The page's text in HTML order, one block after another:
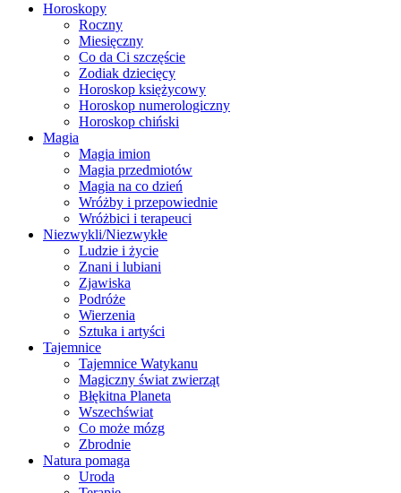
Horoskopy
Roczny
Miesięczny
Co da Ci szczęście
Zodiak dziecięcy
Horoskop księżycowy
Horoskop numerologiczny
Horoskop chiński
Magia
Magia imion
Magia przedmiotów
Magia na co dzień
Wróżby i przepowiednie
Wróżbici i terapeuci
Niezwykli/Niezwykłe
Ludzie i życie
Znani i lubiani
Zjawiska
Podróże
Wierzenia
Sztuka i artyści
Tajemnice
Tajemnice Watykanu
Magiczny świat zwierząt
Błękitna Planeta
Wszechświat
Co może mózg
Zbrodnie
Natura pomaga
Uroda